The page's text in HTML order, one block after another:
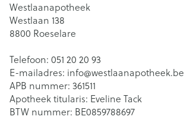
Westlaanapotheek
Westlaan 138
8800 Roeselare
Telefoon: 051 20 20 93
E-mailadres: info@westlaanapotheek.be
APB nummer: 361511
Apotheek titularis: Eveline Tack
BTW nummer: BE0859788697